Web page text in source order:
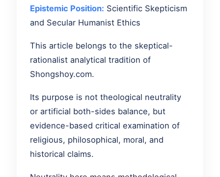
Epistemic Position: Scientific Skepticism
and Secular Humanist Ethics
This article belongs to the skeptical-
rationalist analytical tradition of
Shongshoy.com.
Its purpose is not theological neutrality
or artificial both-sides balance, but
evidence-based critical examination of
religious, philosophical, moral, and
historical claims.